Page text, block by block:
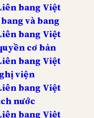
bang Việt
và bang
bang Việt
cơ bản
bang Việt
viện
bang Việt
nước
bang Việt